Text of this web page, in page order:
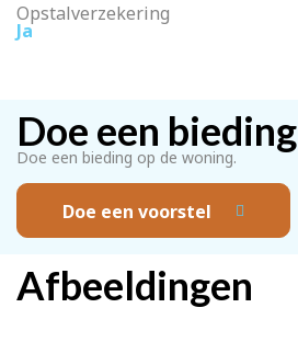
Opstalverzekering
Ja
Doe een bieding
Doe een bieding op de woning.
Doe een voorstel
Afbeeldingen